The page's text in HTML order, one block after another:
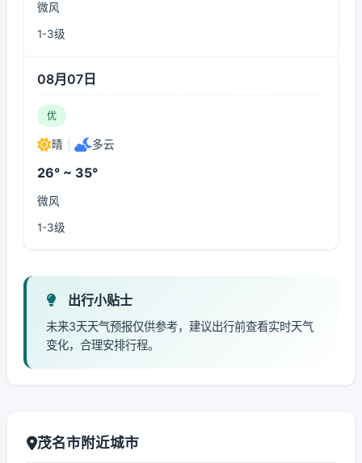
微风
1-3级
08月07日
优
晴 多云
26° ~ 35°
微风
1-3级
出行小贴士
未来3天天气预报仅供参考，建议出行前查看实时天气
变化，合理安排行程。
茂名市附近城市